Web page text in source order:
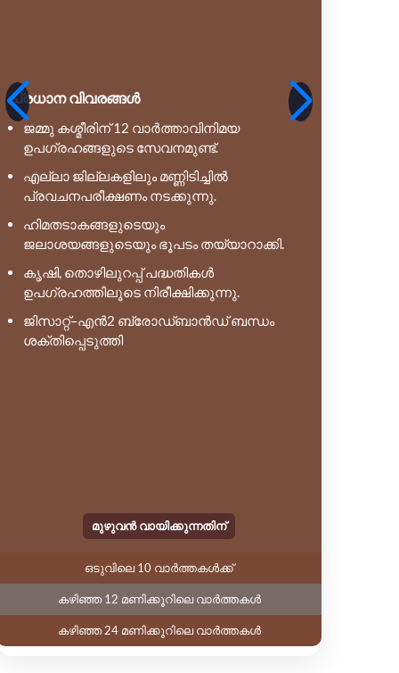
പ്രധാന വിവരങ്ങൾ
ജമ്മു കശ്മീരിന് 12 വാർത്താവിനിമയ
ഉപഗ്രഹങ്ങളുടെ സേവനമുണ്ട്.
എല്ലാ ജില്ലകളിലും മണ്ണിടിച്ചിൽ
പ്രവചനപരീക്ഷണം നടക്കുന്നു.
ഹിമതടാകങ്ങളുടെയും
ജലാശയങ്ങളുടെയും ഭൂപടം തയ്യാറാക്കി.
കൃഷി, തൊഴിലുറപ്പ് പദ്ധതികൾ
ഉപഗ്രഹത്തിലൂടെ നിരീക്ഷിക്കുന്നു.
ജിസാറ്റ്–എൻ2 ബ്രോഡ്ബാൻഡ് ബന്ധം
ശക്തിപ്പെടുത്തി
മുഴുവൻ വായിക്കുന്നതിന്
ഒടുവിലെ 10 വാർത്തകൾക്ക്
കഴിഞ്ഞ 12 മണിക്കൂറിലെ വാർത്തകൾ
കഴിഞ്ഞ 24 മണിക്കൂറിലെ വാർത്തകൾ